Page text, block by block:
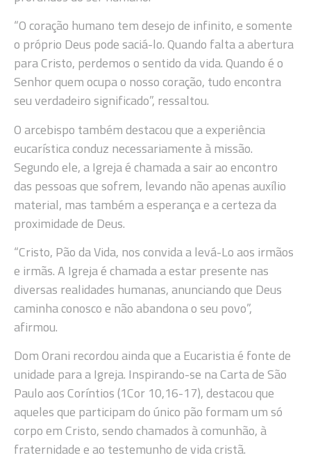
“O coração humano tem desejo de infinito, e somente
o próprio Deus pode saciá-lo. Quando falta a abertura
para Cristo, perdemos o sentido da vida. Quando é o
Senhor quem ocupa o nosso coração, tudo encontra
seu verdadeiro significado”, ressaltou.
O arcebispo também destacou que a experiência
eucarística conduz necessariamente à missão.
Segundo ele, a Igreja é chamada a sair ao encontro
das pessoas que sofrem, levando não apenas auxílio
material, mas também a esperança e a certeza da
proximidade de Deus.
“Cristo, Pão da Vida, nos convida a levá-Lo aos irmãos
e irmãs. A Igreja é chamada a estar presente nas
diversas realidades humanas, anunciando que Deus
caminha conosco e não abandona o seu povo”,
afirmou.
Dom Orani recordou ainda que a Eucaristia é fonte de
unidade para a Igreja. Inspirando-se na Carta de São
Paulo aos Coríntios (1Cor 10,16-17), destacou que
aqueles que participam do único pão formam um só
corpo em Cristo, sendo chamados à comunhão, à
fraternidade e ao testemunho de vida cristã.